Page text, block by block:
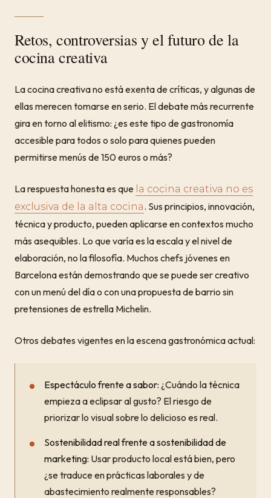
Retos, controversias y el futuro de la
cocina creativa
La cocina creativa no está exenta de críticas, y algunas de
ellas merecen tomarse en serio. El debate más recurrente
gira en torno al elitismo: ¿es este tipo de gastronomía
accesible para todos o solo para quienes pueden
permitirse menús de 150 euros o más?
La respuesta honesta es que la cocina creativa no es
exclusiva de la alta cocina. Sus principios, innovación,
técnica y producto, pueden aplicarse en contextos mucho
más asequibles. Lo que varía es la escala y el nivel de
elaboración, no la filosofía. Muchos chefs jóvenes en
Barcelona están demostrando que se puede ser creativo
con un menú del día o con una propuesta de barrio sin
pretensiones de estrella Michelin.
Otros debates vigentes en la escena gastronómica actual:
Espectáculo frente a sabor: ¿Cuándo la técnica
empieza a eclipsar al gusto? El riesgo de
priorizar lo visual sobre lo delicioso es real.
Sostenibilidad real frente a sostenibilidad de
marketing: Usar producto local está bien, pero
¿se traduce en prácticas laborales y de
abastecimiento realmente responsables?